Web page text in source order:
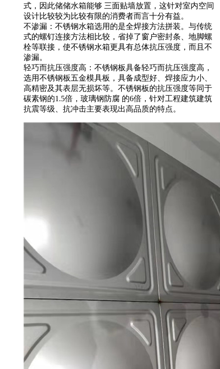
式，因此储储水箱能够 三面贴墙放置，这针对室内空间
设计比较较为比较有限的消费者而言十分有益。
不渗漏：不锈钢水箱选用的是全焊接方法拼装。与传统
式的螺钉连接方法相比较，省掉了窗户密封条、地脚螺
栓等联接，使不锈钢水箱更具有总体抗压强度，而且不
渗漏。
轻巧而抗压强度高：不锈钢板具备轻巧而抗压强度高，
选用不锈钢板五金模具板，具备成型好、焊接应力小、
高精密及其表层无损坏等。不锈钢板的抗压强度等同于
碳素钢的1.5倍，玻璃钢防腐 的6倍，针对工程建筑建筑
抗震等级、抗冲击主要表现出高品质的特点。